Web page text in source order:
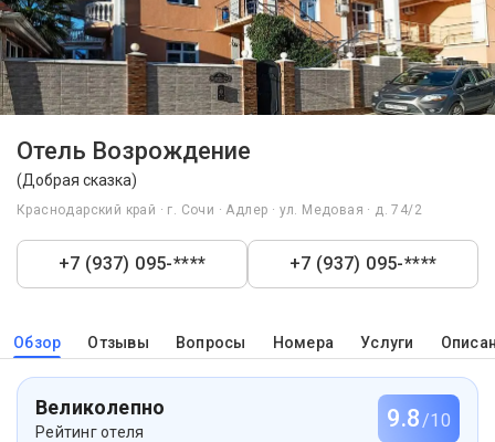
Отель Возрождение
(Добрая сказка)
Краснодарский край · г. Сочи · Адлер · ул. Медовая · д. 74/2
+7 (937) 095-**** +7 (937) 095-****
Обзор Отзывы Вопросы Номера Услуги
Великолепно
Рейтинг отеля 9.8/10